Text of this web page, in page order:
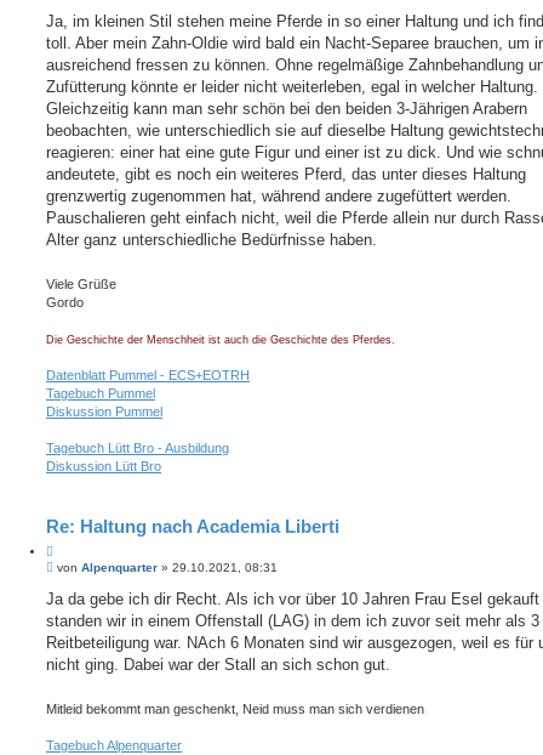
Ja, im kleinen Stil stehen meine Pferde in so einer Haltung und ich
toll. Aber mein Zahn-Oldie wird bald ein Nacht-Separee brauchen, um
ausreichend fressen zu können. Ohne regelmäßige Zahnbehandlung
Zufütterung könnte er leider nicht weiterleben, egal in welcher Haltung.
Gleichzeitig kann man sehr schön bei den beiden 3-Jährigen Arabern
beobachten, wie unterschiedlich sie auf dieselbe Haltung
reagieren: einer hat eine gute Figur und einer ist zu dick. Und wie
andeutete, gibt es noch ein weiteres Pferd, das unter dieses Haltung
grenzwertig zugenommen hat, während andere zugefüttert werden.
Pauschalieren geht einfach nicht, weil die Pferde allein nur durch
Alter ganz unterschiedliche Bedürfnisse haben.
Viele Grüße
Gordo
Die Geschichte der Menschheit ist auch die Geschichte des Pferdes.
Datenblatt Pummel - ECS+EOTRH
Tagebuch Pummel
Diskussion Pummel
Tagebuch Lütt Bro - Ausbildung
Diskussion Lütt Bro
Re: Haltung nach Academia Liberti
i
e
r
e
n
B
i
r
a
von Alpenquarter » 29.10.2021, 08:31
Ja da gebe ich dir Recht. Als ich vor über 10 Jahren Frau Esel gekauft
standen wir in einem Offenstall (LAG) in dem ich zuvor seit mehr als 3
Reitbeteiligung war. NAch 6 Monaten sind wir ausgezogen, weil es für
nicht ging. Dabei war der Stall an sich schon gut.
Mitleid bekommt man geschenkt, Neid muss man sich verdienen
Tagebuch Alpenquarter